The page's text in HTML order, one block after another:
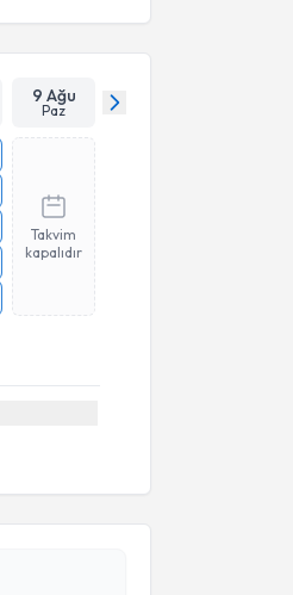
9 Ağu
Paz
Takvim
kapalıdır